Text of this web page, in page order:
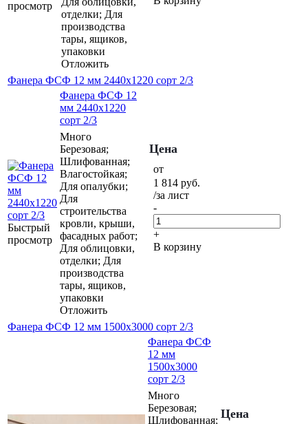
просмотр
отделки; Для
производства
тары, ящиков,
упаковки
Отложить
Фанера ФСФ 12 мм 2440х1220 сорт 2/3
Быстрый
просмотр
Фанера ФСФ 12
мм 2440х1220
сорт 2/3
Много
Березовая;
Шлифованная;
Влагостойкая;
Для опалубки;
Для
строительства
кровли, крыши,
фасадных работ;
Для облицовки,
отделки; Для
производства
тары, ящиков,
упаковки
Отложить
Цена
от
1 814 руб.
/за лист
-
+
В корзину
Фанера ФСФ 12 мм 1500х3000 сорт 2/3
Фанера ФСФ
12 мм
1500х3000
сорт 2/3
Много
Березовая;
Шлифованная; Цена